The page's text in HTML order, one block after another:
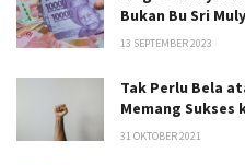
Bukan Bu Sri
13 SEPTEMBER 2023
Tak Perlu Bela
Memang Sukses
31 OKTOBER 2021